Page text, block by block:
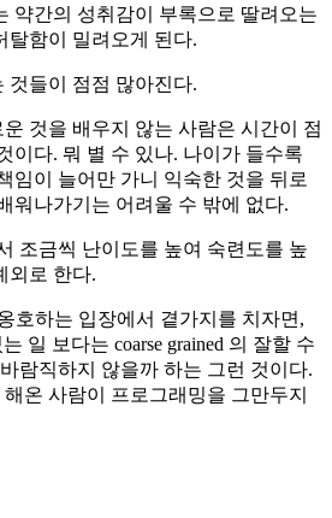
약간의 성취감이 부록으로 딸려오는
탈함이 밀려오게 된다.
것들이 점점 많아진다.
것을 배우지 않는 사람은 시간이 점
이다. 뭐 별 수 있나. 나이가 들수록
임이 늘어만 가니 익숙한 것을 뒤로
워나가기는 어려울 수 밖에 없다.
조금씩 난이도를 높여 숙련도를 높
외로 한다.
호하는 입장에서 곁가지를 치자면,
일 보다는 coarse grained 의 잘할 수
람직하지 않을까 하는 그런 것이다.
온 사람이 프로그래밍을 그만두지